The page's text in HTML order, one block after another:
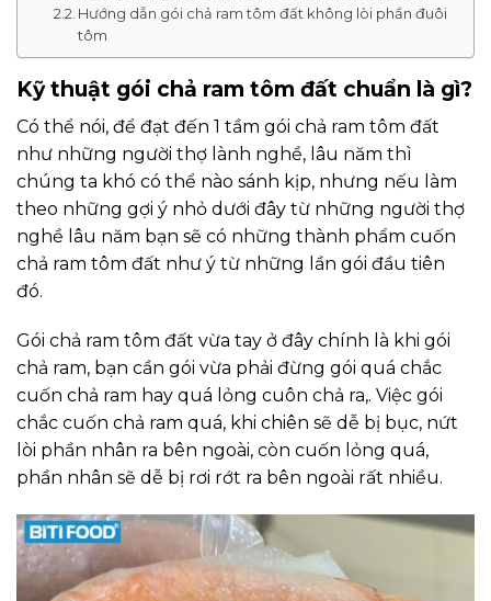
Hướng dẫn gói chả ram tôm đất không lòi phần đuôi
tôm
Kỹ thuật gói chả ram tôm đất chuẩn là gì?
Có thể nói, để đạt đến 1 tầm gói chả ram tôm đất
như những người thợ lành nghề, lâu năm thì
chúng ta khó có thể nào sánh kịp, nhưng nếu làm
theo những gợi ý nhỏ dưới đây từ những người thợ
nghề lâu năm bạn sẽ có những thành phẩm cuốn
chả ram tôm đất như ý từ những lần gói đầu tiên
đó.
Gói chả ram tôm đất vừa tay ở đây chính là khi gói
chả ram, bạn cần gói vừa phải đừng gói quá chắc
cuốn chả ram hay quá lỏng cuôn chả ra,. Việc gói
chắc cuốn chả ram quá, khi chiên sẽ dễ bị bục, nứt
lòi phần nhân ra bên ngoài, còn cuốn lỏng quá,
phần nhân sẽ dễ bị rơi rớt ra bên ngoài rất nhiều.